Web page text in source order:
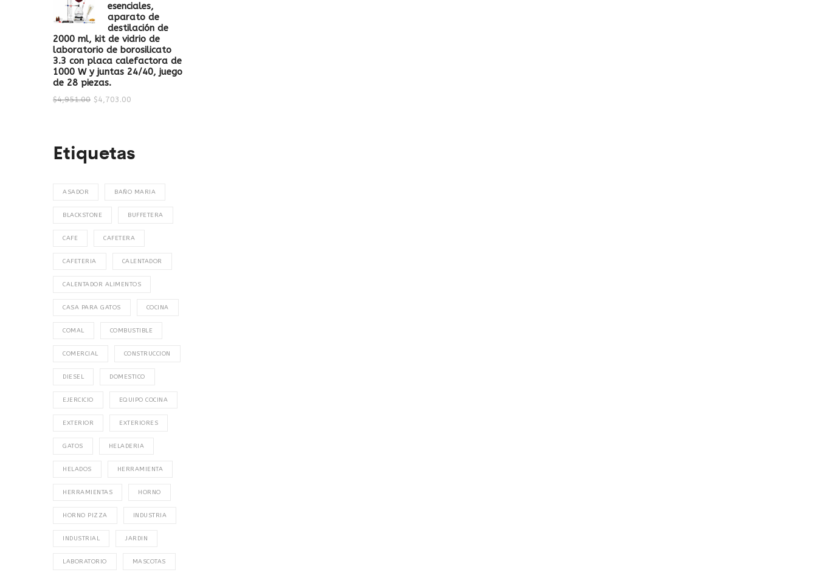
esenciales,
aparato de
destilación de
2000 ml, kit de vidrio de
laboratorio de borosilicato
3.3 con placa calefactora de
1000 W y juntas 24/40, juego
de 28 piezas.
$4,951.00 $4,703.00
Etiquetas
ASADOR BAÑO MARIA
BLACKSTONE BUFFETERA
CAFE CAFETERA
CAFETERIA CALENTADOR
CALENTADOR ALIMENTOS
CASA PARA GATOS COCINA
COMAL COMBUSTIBLE
COMERCIAL CONSTRUCCION
DIESEL DOMESTICO
EJERCICIO EQUIPO COCINA
EXTERIOR EXTERIORES
GATOS HELADERIA
HELADOS HERRAMIENTA
HERRAMIENTAS HORNO
HORNO PIZZA INDUSTRIA
INDUSTRIAL JARDIN
LABORATORIO MASCOTAS